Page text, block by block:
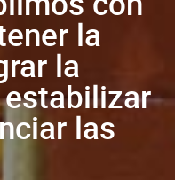
la
la
las